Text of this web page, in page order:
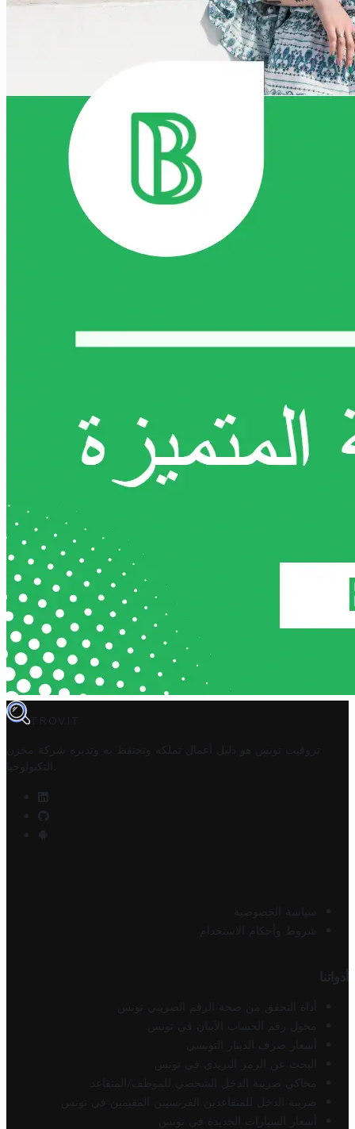
TROVIT
تروفيت تونس هو دليل أعمال تملكه وتحتفظ به وتديره
شركة مخزن
التكنولوجيا
سياسة الخصوصية
شروط وأحكام الاستخدام
أدواتنا
أداة التحقق من صحة الرقم الضريبي تونس
محول رقم الحساب الآيبان في تونس
أسعار صرف الدينار التونسي
البحث عن الرمز البريدي في تونس
محاكي ضريبة الدخل الشخصي للموظف/المتقاعد
ضريبة الدخل للمتقاعدين الفرنسيين المقيمين في تونس
أسعار السيارات الجديدة في تونس